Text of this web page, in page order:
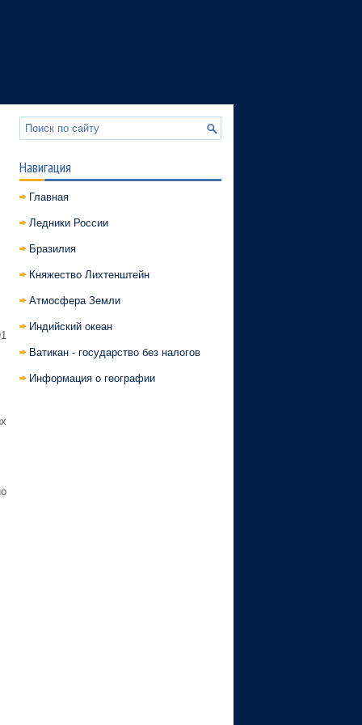
Навигация
Главная
Ледники России
Бразилия
Княжество Лихтенштейн
Атмосфера Земли
Индийский океан
Ватикан - государство без налогов
Информация о географии